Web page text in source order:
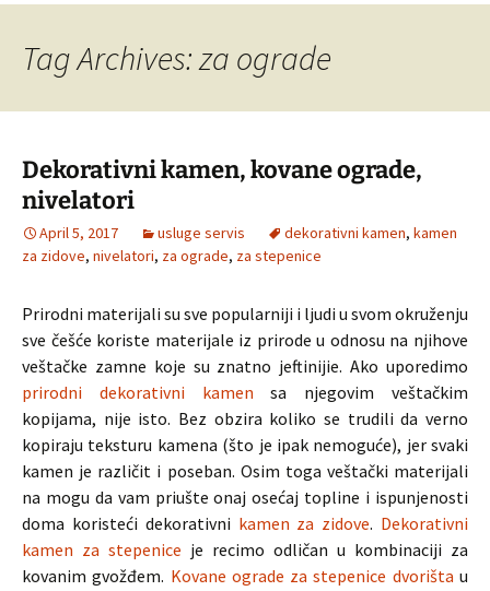
Tag Archives: za ograde
Dekorativni kamen, kovane ograde,
nivelatori
April 5, 2017 usluge servis dekorativni kamen, kamen
za zidove, nivelatori, za ograde, za stepenice
Prirodni materijali su sve popularniji i ljudi u svom okruženju
sve češće koriste materijale iz prirode u odnosu na njihove
veštačke zamne koje su znatno jeftinijie. Ako uporedimo
prirodni dekorativni kamen sa njegovim veštačkim
kopijama, nije isto. Bez obzira koliko se trudili da verno
kopiraju teksturu kamena (što je ipak nemoguće), jer svaki
kamen je različit i poseban. Osim toga veštački materijali
na mogu da vam priušte onaj osećaj topline i ispunjenosti
doma koristeći dekorativni kamen za zidove. Dekorativni
kamen za stepenice je recimo odličan u kombinaciji za
kovanim gvožđem. Kovane ograde za stepenice dvorišta u